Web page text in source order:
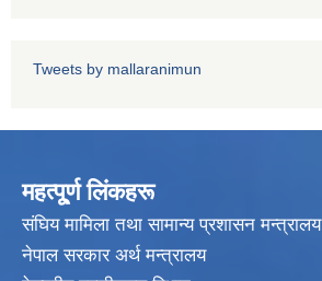
Tweets by mallaranimun
महत्पू्र्ण लिंकहरू
संघिय मामिला तथा सामान्य प्रशासन मन्त्रालय
नेपाल सरकार अर्थ मन्त्रालय